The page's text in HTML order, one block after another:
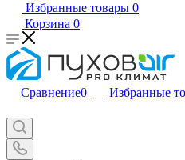
Избранные товары 0
Корзина 0
Сравнение0 Избранные